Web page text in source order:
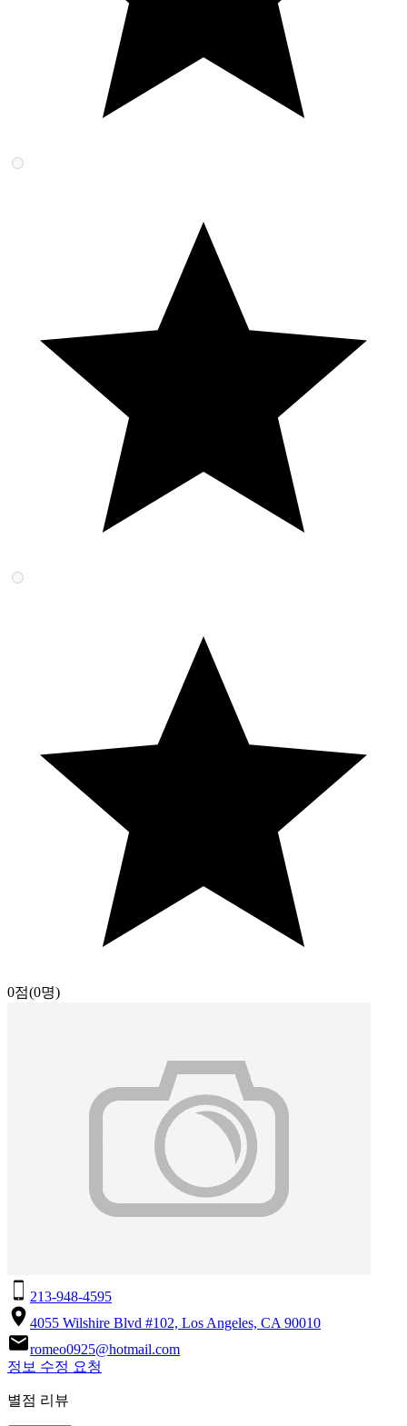
0점(0명)
213-948-4595
4055 Wilshire Blvd #102, Los Angeles, CA 90010
romeo0925@hotmail.com
정보 수정 요청
별점 리뷰